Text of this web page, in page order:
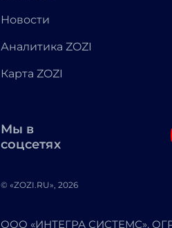
Новости
Аналитика ZOZI
Карта ZOZI
Мы в
соцсетях
© «ZOZI.RU», 2026
ООО «ИНТЕГРА СИСТЕМС».